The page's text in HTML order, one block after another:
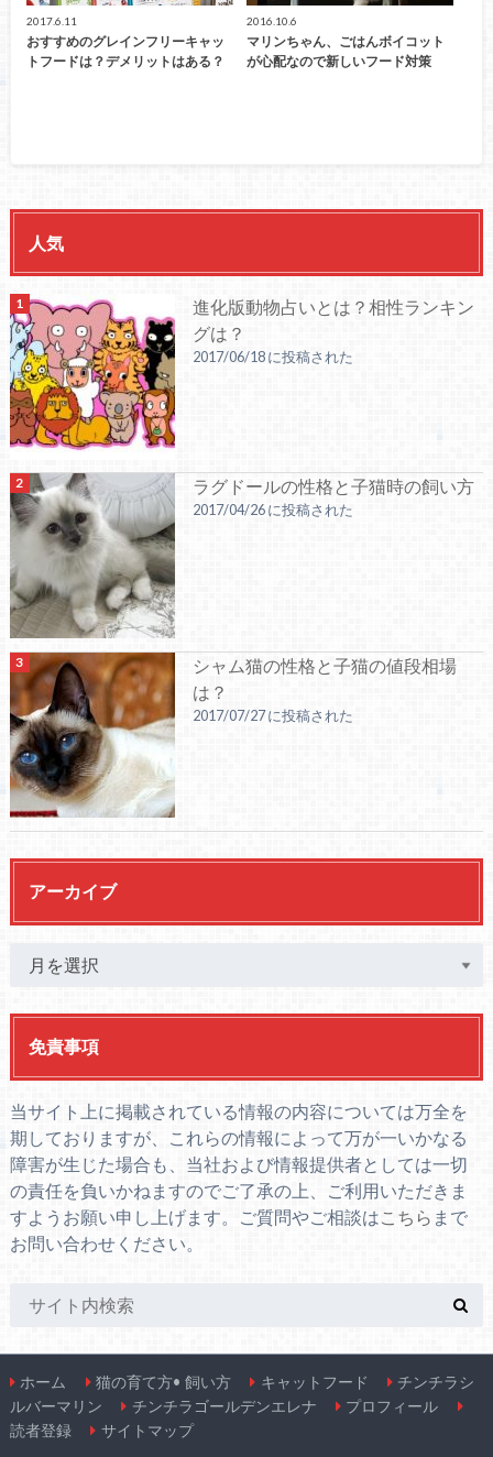
2017.6.11
おすすめのグレインフリーキャッ
トフードは？デメリットはある？
2016.10.6
マリンちゃん、ごはんボイコット
が心配なので新しいフード対策
人気
進化版動物占いとは？相性ランキン
グは？
2017/06/18 に投稿された
ラグドールの性格と子猫時の飼い方
2017/04/26 に投稿された
シャム猫の性格と子猫の値段相場
は？
2017/07/27 に投稿された
アーカイブ
免責事項
当サイト上に掲載されている情報の内容については万全を
期しておりますが、これらの情報によって万が一いかなる
障害が生じた場合も、当社および情報提供者としては一切
の責任を負いかねますのでご了承の上、ご利用いただきま
すようお願い申し上げます。ご質問やご相談は こちら まで
お問い合わせください。
ホーム 猫の育て方• 飼い方 キャットフード
チンチラシ
ルバーマリン
チンチラゴールデンエレナ
プロフィール
読者登録
サイトマップ